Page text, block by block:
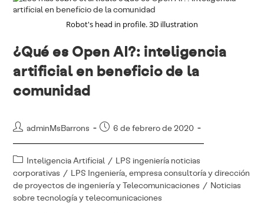
Dañino
Para
La
Salud?
Robot's head in profile. 3D illustration
¿Qué es Open AI?: inteligencia
artificial en beneficio de la
comunidad
Autor
entrada:
adminMsBarrons
Publicación
entrada:
6 de febrero de 2020
Categoría
de
la
entrada:
Inteligencia Artificial / LPS ingeniería noticias
corporativas / LPS Ingeniería, empresa consultoría y dirección
de proyectos de ingeniería y Telecomunicaciones / Noticias
sobre tecnología y telecomunicaciones